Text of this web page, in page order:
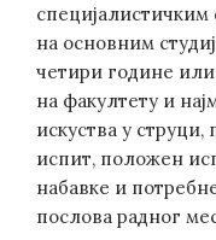
специјалистичким
на основним
четири године или
на факултету и
искуства у
испит, положен
набавке и
послова радног